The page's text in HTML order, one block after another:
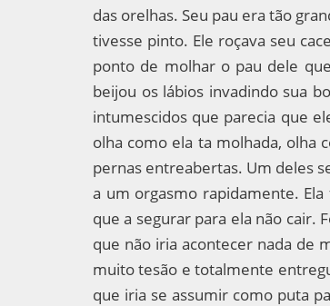
das orelhas. Seu pau era tão
tivesse pinto. Ele roçava seu
ponto de molhar o pau dele
beijou os lábios invadindo sua
intumescidos que parecia que
olha como ela ta molhada, olha
pernas entreabertas. Um deles
a um orgasmo rapidamente.
que a segurar para ela não cair.
que não iria acontecer nada de
muito tesão e totalmente
que iria se assumir como puta